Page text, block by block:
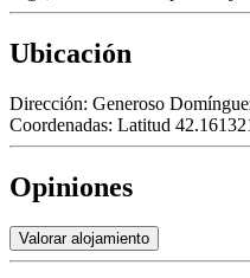
Ubicación
Dirección: Generoso
Coordenadas: Latitud
Opiniones
Valorar alojamiento